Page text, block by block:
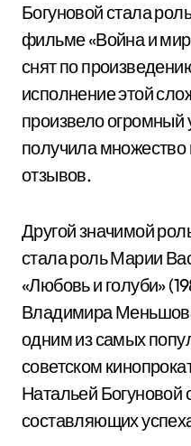
Богуновой стала
фильме «Война и
снят по
исполнение этой
произвело огромный
получила
отзывов.
Другой значимой
стала роль Марии
«Любовь и голуби»
Владимира
одним из самых
советском
Натальей Богуновой
составляющих